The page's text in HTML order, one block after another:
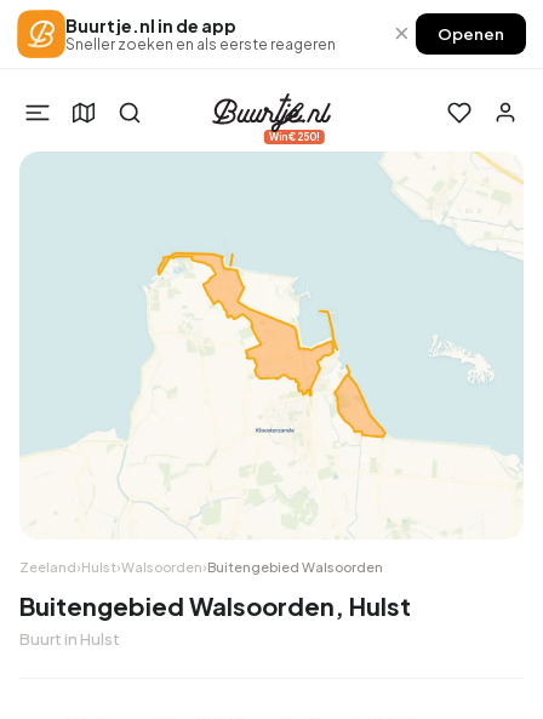
Buurtje.nl in de app
Sneller zoeken en als eerste reageren × Openen
Win €250!
Zeeland›Hulst›Walsoorden›Buitengebied Walsoorden
Buitengebied Walsoorden, Hulst
Buurt in Hulst